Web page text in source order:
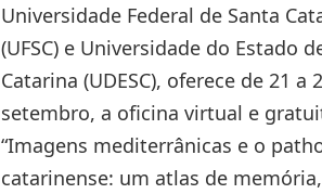
Universidade Federal de Santa
(UFSC) e Universidade do Estado
Catarina (UDESC), oferece de 21 a
setembro, a oficina virtual e
“Imagens mediterrânicas e o
catarinense: um atlas de